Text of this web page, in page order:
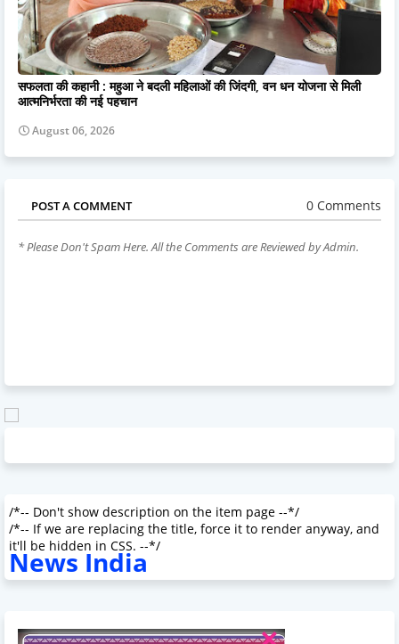
सफलता की कहानी : महुआ ने बदली महिलाओं की जिंदगी, वन धन योजना से मिली
आत्मनिर्भरता की नई पहचान
August 06, 2026
POST A COMMENT 0 Comments
* Please Don't Spam Here. All the Comments are Reviewed by Admin.
/*-- Don't show description on the item page --*/
/*-- If we are replacing the title, force it to render anyway, and
it'll be hidden in CSS. --*/
News India